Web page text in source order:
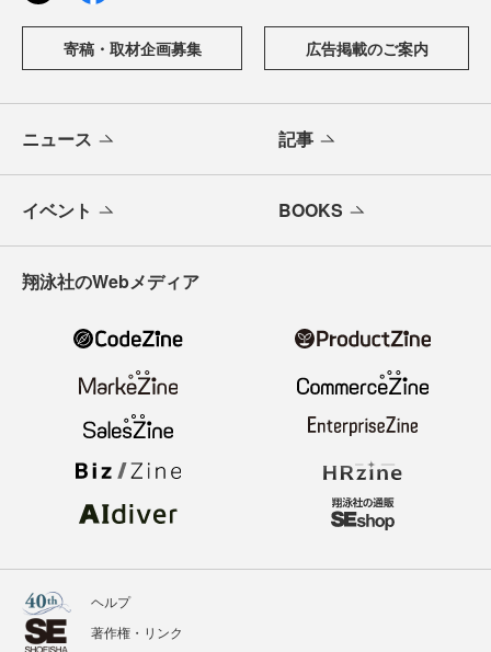
寄稿・取材企画募集 広告掲載のご案内
ニュース 記事
イベント BOOKS
翔泳社のWebメディア
ヘルプ
著作権・リンク